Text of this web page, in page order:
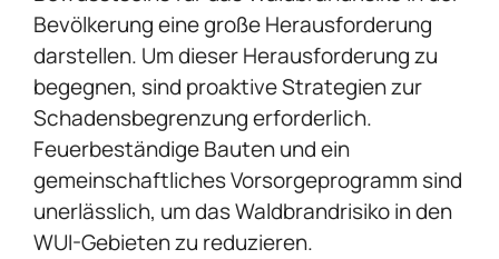
Bevölkerung eine große Herausforderung
darstellen. Um dieser Herausforderung zu
begegnen, sind proaktive Strategien zur
Schadensbegrenzung erforderlich.
Feuerbeständige Bauten und ein
gemeinschaftliches Vorsorgeprogramm sind
unerlässlich, um das Waldbrandrisiko in den
WUI-Gebieten zu reduzieren.